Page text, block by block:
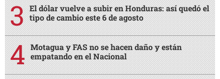
El dólar vuelve a subir en Honduras: así quedó el
tipo de cambio este 6 de agosto
Motagua y FAS no se hacen daño y están
empatando en el Nacional